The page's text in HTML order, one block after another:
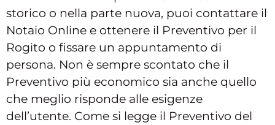
storico o nella parte nuova, puoi contattare il
Notaio Online e ottenere il Preventivo per il
Rogito o fissare un appuntamento di
persona. Non è sempre scontato che il
Preventivo più economico sia anche quello
che meglio risponde alle esigenze
dell’utente. Come si legge il Preventivo del